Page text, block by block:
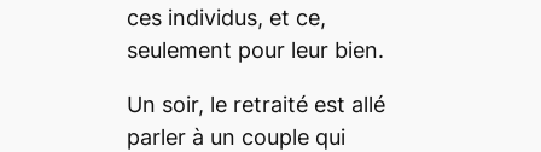
ces individus, et ce,
seulement pour leur bien.
Un soir, le retraité est allé
parler à un couple qui